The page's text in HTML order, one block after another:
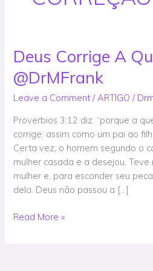
Deus Corrige A
@DrMFrank
Leave a Comment /ARTIGO /
Proverbios 3:12 diz: “porque a
corrige; assim como um pai ao
Certa vez, o homem segundo o
mulher casada e a desejou. Teve
mulher e, para esconder seu
dela. Deus não passou a […]
Deus
Corrige
A
Quem
@DrMFrank
Read More »